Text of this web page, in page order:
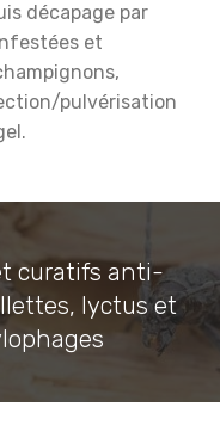
décapage par
et
pulvérisation
curatifs anti-
lyctus et